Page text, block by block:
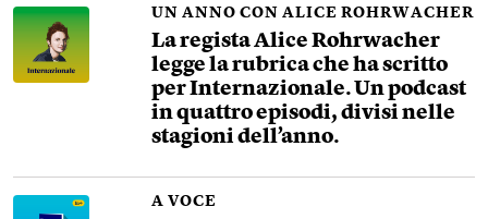
UN ANNO CON ALICE ROHRWACHER
La regista Alice Rohrwacher
legge la rubrica che ha scritto
per Internazionale. Un podcast
in quattro episodi, divisi nelle
stagioni dell’anno.
A VOCE